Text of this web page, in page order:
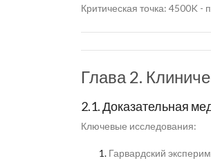
Критическая точка: 4500K -
Глава 2.
2.1. Доказательная
Ключевые исследования:
Гарвардский